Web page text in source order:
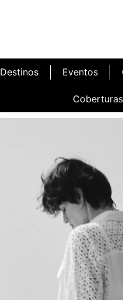
Destinos Eventos
Coberturas
Inauguração Illa Café